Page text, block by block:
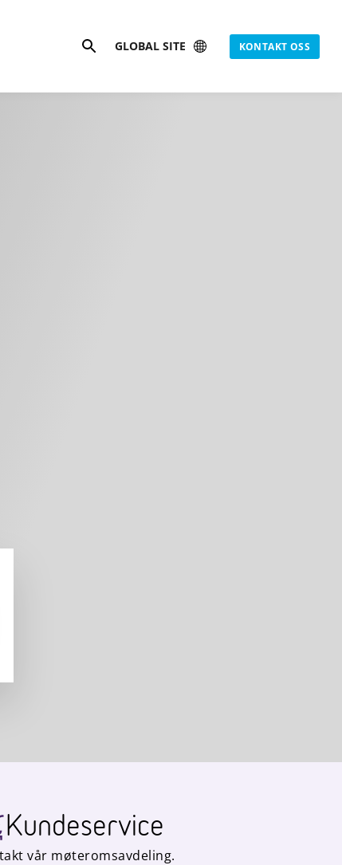
Søk GLOBAL SITE KONTAKT OSS
Kundeservice
vår møteromsavdeling.